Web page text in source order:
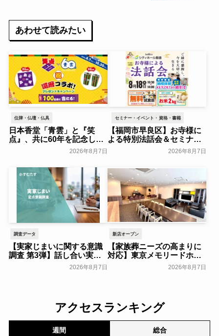
あわせて読みたい
位牌・仏壇・仏具
日本香堂「青雲」と『笑
点』、共に60年を記念した
初コラボ！オリジナルグッ
ズのプレゼントキャンペー
ンを実施～日本香堂～
一般公開
2026年8月7日
セミナー・イベント・資格・書籍
【福岡市早良区】お寺様に
よる特別法話会＆セミナー
特典「無料試食会」を8月
18日(月)にシティホール飯
一般公開
2026年8月7日
調査データ
【実家じまいに関する意識
調査 第3弾】話し合い実施
率は29.5％で前回から低
下。「大相続時代」でも家
2026年8月7日
新店オープン
【家族葬ニーズの高まりに
対応】東京メモリードホー
ルに貸切型家族葬空間『第
８ホール～Living～』オー
2026年8月7日
アクセスランキング
週間 総合